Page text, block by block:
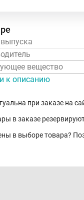
вещество
к описанию
при заказе на
в заказе
в выборе товара?